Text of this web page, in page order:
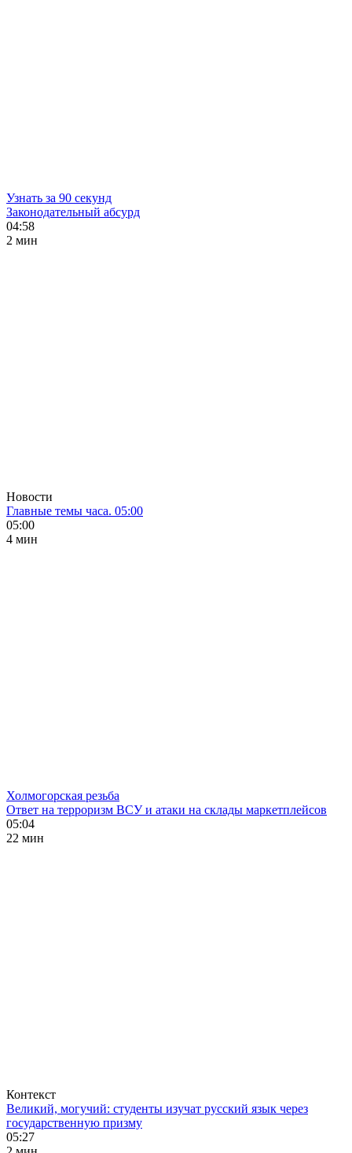
Узнать за 90 секунд
Законодательный абсурд
04:58
2 мин
Новости
Главные темы часа. 05:00
05:00
4 мин
Холмогорская резьба
Ответ на терроризм ВСУ и атаки на склады маркетплейсов
05:04
22 мин
Контекст
Великий, могучий: студенты изучат русский язык через
государственную призму
05:27